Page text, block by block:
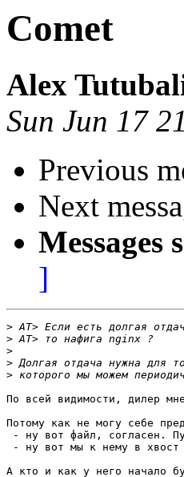
Comet
Alex
Sun Jun 17
Previous
Next
Messages
]
>
>
>
>
>
По всей видимости, дилер
Потому как не могу себе
- ну вот файл, согласен.
- ну вот мы к нему в хвост
А кто и как у него начало